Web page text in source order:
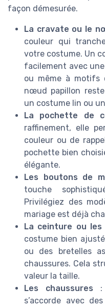
façon démesurée.
La cravate ou le
couleur qui
votre costume. Un
facilement avec
ou même à motifs
nœud papillon
un costume lin ou
La pochette de
raffinement, elle
couleur ou de
pochette bien
élégante.
Les boutons de
touche
Privilégiez des
mariage est déjà
La ceinture ou les
costume bien
ou des bretelles
chaussures. Cela
valeur la taille.
Les chaussures :
s’accorde avec